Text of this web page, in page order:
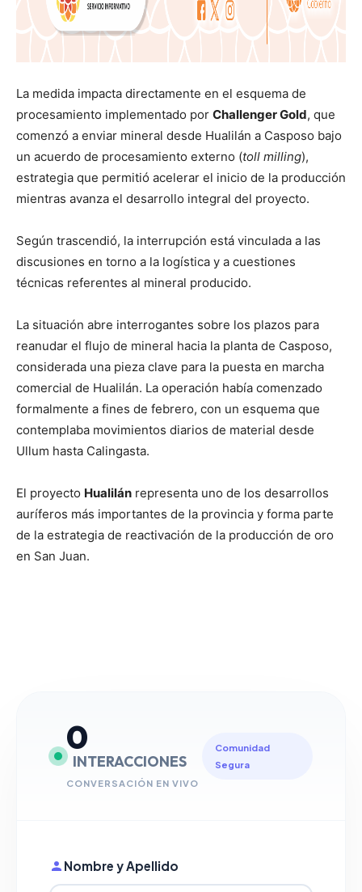
La medida impacta directamente en el esquema de
procesamiento implementado por Challenger Gold, que
comenzó a enviar mineral desde Hualilán a Casposo bajo
un acuerdo de procesamiento externo (toll milling),
estrategia que permitió acelerar el inicio de la producción
mientras avanza el desarrollo integral del proyecto.
Según trascendió, la interrupción está vinculada a las
discusiones en torno a la logística y a cuestiones
técnicas referentes al mineral producido.
La situación abre interrogantes sobre los plazos para
reanudar el flujo de mineral hacia la planta de Casposo,
considerada una pieza clave para la puesta en marcha
comercial de Hualilán. La operación había comenzado
formalmente a fines de febrero, con un esquema que
contemplaba movimientos diarios de material desde
Ullum hasta Calingasta.
El proyecto Hualilán representa uno de los desarrollos
auríferos más importantes de la provincia y forma parte
de la estrategia de reactivación de la producción de oro
en San Juan.
0
INTERACCIONES
CONVERSACIÓN EN VIVO
Comunidad
Segura
Nombre y Apellido